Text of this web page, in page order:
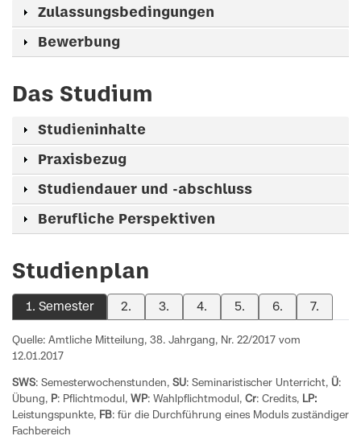
Zulassungsbedingungen
Bewerbung
Das Studium
Studieninhalte
Praxisbezug
Studiendauer und -abschluss
Berufliche Perspektiven
Studienplan
1. Semester 2. 3. 4. 5. 6. 7.
Quelle: Amtliche Mitteilung, 38. Jahrgang, Nr. 22/2017 vom
12.01.2017
SWS: Semesterwochenstunden, SU: Seminaristischer Unterricht, Ü:
Übung, P: Pflichtmodul, WP: Wahlpflichtmodul, Cr: Credits, LP:
Leistungspunkte, FB: für die Durchführung eines Moduls zuständiger
Fachbereich